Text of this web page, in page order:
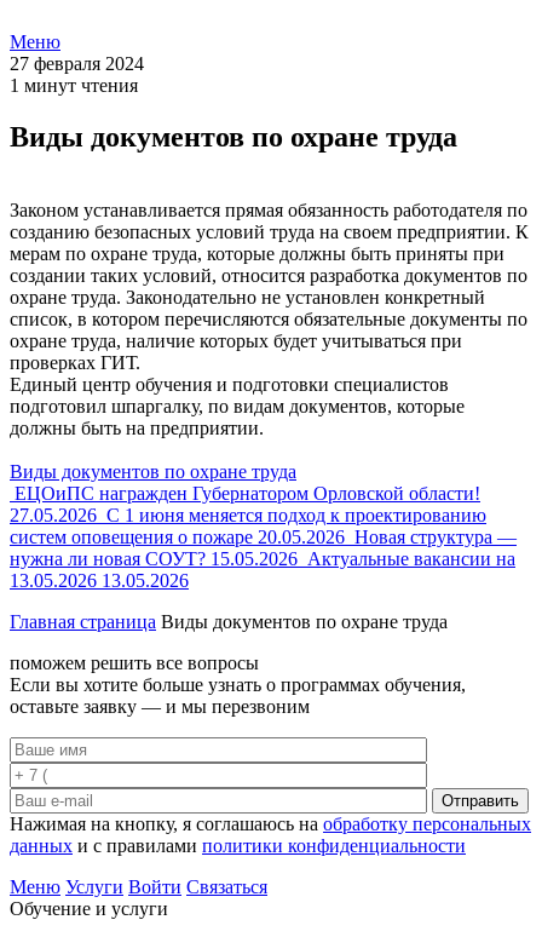
Меню
27 февраля 2024
1 минут чтения
Виды документов по охране труда
Законом устанавливается прямая обязанность работодателя по
созданию безопасных условий труда на своем предприятии. К
мерам по охране труда, которые должны быть приняты при
создании таких условий, относится разработка документов по
охране труда. Законодательно не установлен конкретный
список, в котором перечисляются обязательные документы по
охране труда, наличие которых будет учитываться при
проверках ГИТ.
Единый центр обучения и подготовки специалистов
подготовил шпаргалку, по видам документов, которые
должны быть на предприятии.
Виды документов по охране труда
ЕЦОиПС награжден Губернатором Орловской области!
27.05.2026 С 1 июня меняется подход к проектированию
систем оповещения о пожаре 20.05.2026 Новая структура —
нужна ли новая СОУТ? 15.05.2026 Актуальные вакансии на
13.05.2026 13.05.2026
Главная страница Виды документов по охране труда
поможем решить все вопросы
Если вы хотите больше узнать о программах обучения,
оставьте заявку — и мы перезвоним
Отправить
Нажимая на кнопку, я соглашаюсь на обработку персональных
данных и с правилами политики конфиденциальности
Меню Услуги Войти Связаться
Обучение и услуги